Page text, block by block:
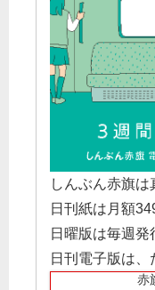
しんぶん赤旗は
日刊紙は月額
日曜版は毎週発
日刊電子版は
赤